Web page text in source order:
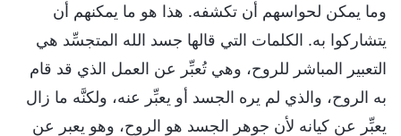
وما يمكن لحواسهم أن تكشفه. هذا هو ما يمكنهم أن
يتشاركوا به. الكلمات التي قالها جسد الله المتجسِّد هي
التعبير المباشر للروح، وهي تُعبِّر عن العمل الذي قد قام
به الروح، والذي لم يره الجسد أو يعبِّر عنه، ولكنَّه ما زال
يعبِّر عن كيانه لأن جوهر الجسد هو الروح، وهو يعبر عن